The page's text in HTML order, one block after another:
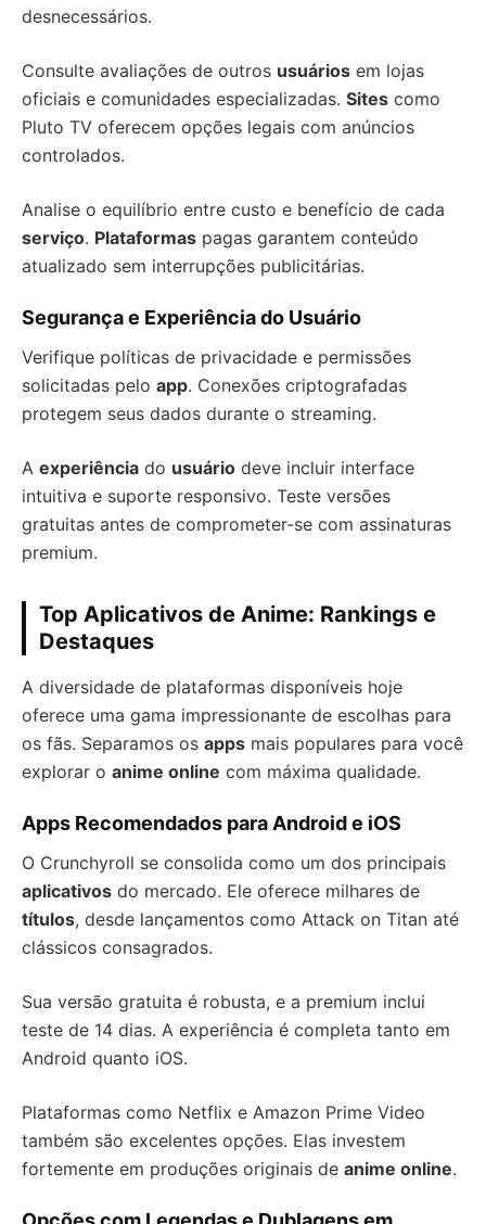
desnecessários.
Consulte avaliações de outros usuários em lojas
oficiais e comunidades especializadas. Sites como
Pluto TV oferecem opções legais com anúncios
controlados.
Analise o equilíbrio entre custo e benefício de cada
serviço. Plataformas pagas garantem conteúdo
atualizado sem interrupções publicitárias.
Segurança e Experiência do Usuário
Verifique políticas de privacidade e permissões
solicitadas pelo app. Conexões criptografadas
protegem seus dados durante o streaming.
A experiência do usuário deve incluir interface
intuitiva e suporte responsivo. Teste versões
gratuitas antes de comprometer-se com assinaturas
premium.
Top Aplicativos de Anime: Rankings e
Destaques
A diversidade de plataformas disponíveis hoje
oferece uma gama impressionante de escolhas para
os fãs. Separamos os apps mais populares para você
explorar o anime online com máxima qualidade.
Apps Recomendados para Android e iOS
O Crunchyroll se consolida como um dos principais
aplicativos do mercado. Ele oferece milhares de
títulos, desde lançamentos como Attack on Titan até
clássicos consagrados.
Sua versão gratuita é robusta, e a premium inclui
teste de 14 dias. A experiência é completa tanto em
Android quanto iOS.
Plataformas como Netflix e Amazon Prime Video
também são excelentes opções. Elas investem
fortemente em produções originais de anime online.